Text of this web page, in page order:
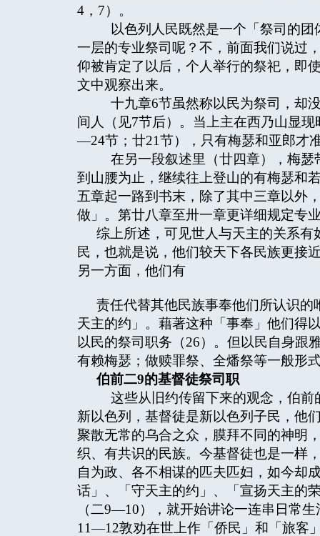
4，7）。
以色列人民既然是一个「祭司的团
一层的专业祭司呢？不，前面我们说过
仰被肯定了以后，个人举行的祭祀，即
文中观察出来。
十九章6节虽然称以民为祭司，却
间人（见7节后）。当上主在西乃山显
—24节；廿21节），只有梅瑟和亚郎才
在另一段叙述里（廿四章），梅瑟
到山腰为止，继续往上登山的有梅瑟和
五章起一路到书末，除了其中三章以外
做」。第廿八章至卅一章更详细规定专
综上所述，可见世人与天主的关系
民，也就是说，他们较天下各民族更接
另一方面，他们有
责任代替其他民族事奉他们所认识
天主的约」。藉著这种「事奉」他们得
以民的祭司职务（26）。但以民自身跟
有赖梅瑟；做赎罪祭、全燔祭等一般形
伯前二9的基督徒祭司职
这些从旧约传留下来的观念，伯前
新以色列，基督徒是新以色列子民，他
聚散无常的乌合之众，膜拜不同的神明
织、有共识的民族。今基督徒也是一样
自为政、各不相谋的匹夫匹妇，如今却
话」、「守天主的约」、「宣扬天主的
（二9—10），就开始讲论一连串日常
11—12敦劝在世上作「侨民」和「旅客